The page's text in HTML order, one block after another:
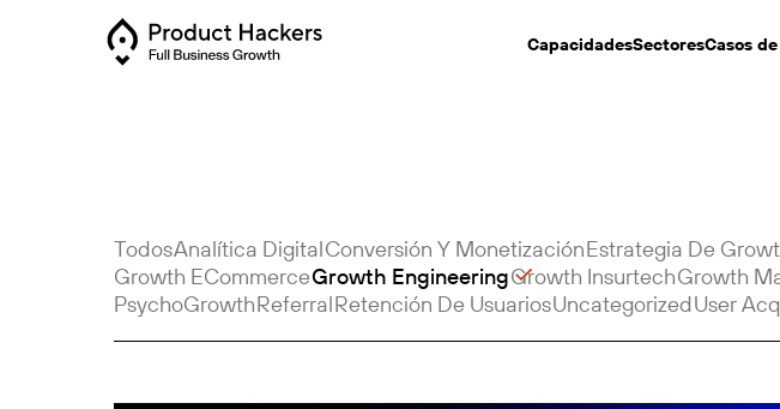
CapacidadesSectoresCasos
TodosAnalítica DigitalConversión Y MonetizaciónEstrategia De
Growth ECommerceGrowth EngineeringGrowth InsurtechGrowth
PsychoGrowthReferralRetención De UsuariosUncategorizedUser